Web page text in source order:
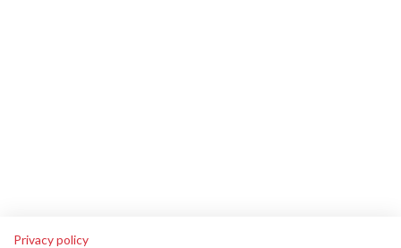
Privacy policy